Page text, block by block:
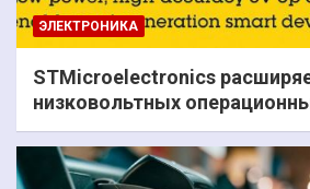
ЭЛЕКТРОНИКА
STMicroelectronics
низковольтных